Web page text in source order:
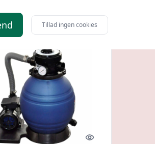
Quick look
Tillad ingen cookies